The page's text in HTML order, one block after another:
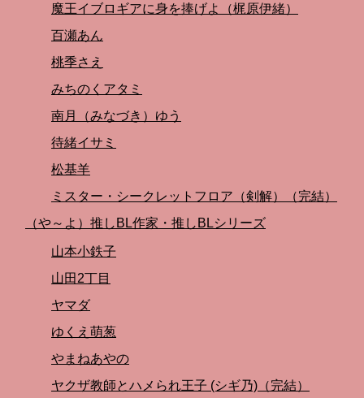
魔王イブロギアに身を捧げよ（梶原伊緒）
百瀬あん
桃季さえ
みちのくアタミ
南月（みなづき）ゆう
待緒イサミ
松基羊
ミスター・シークレットフロア（剣解）（完結）
（や～よ）推しBL作家・推しBLシリーズ
山本小鉄子
山田2丁目
ヤマダ
ゆくえ萌葱
やまねあやの
ヤクザ教師とハメられ王子 (シギ乃)（完結）